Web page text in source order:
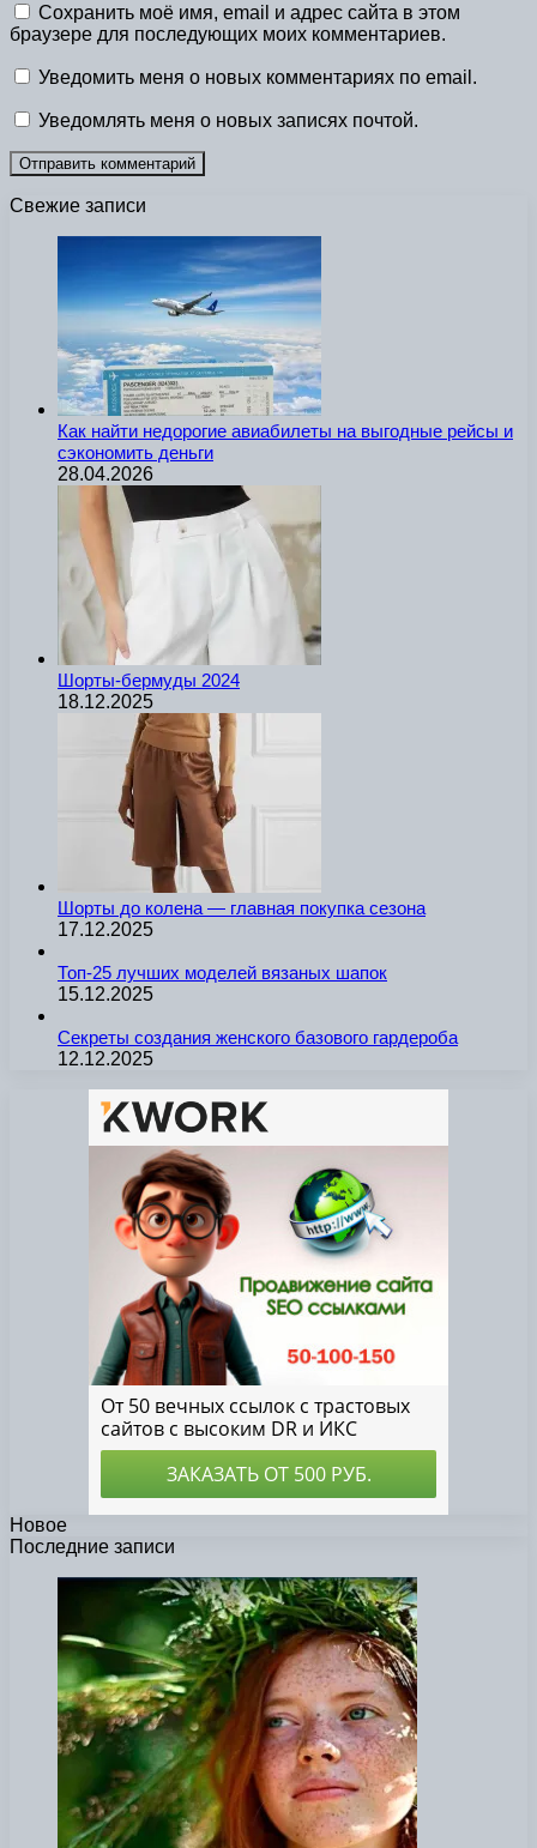
Сохранить моё имя, email и адрес сайта в этом
браузере для последующих моих комментариев.
Уведомить меня о новых комментариях по email.
Уведомлять меня о новых записях почтой.
Свежие записи
Как найти недорогие авиабилеты на выгодные рейсы и
сэкономить деньги
28.04.2026
Шорты-бермуды 2024
18.12.2025
Шорты до колена — главная покупка сезона
17.12.2025
Топ-25 лучших моделей вязаных шапок
15.12.2025
Секреты создания женского базового гардероба
12.12.2025
Новое
Последние записи